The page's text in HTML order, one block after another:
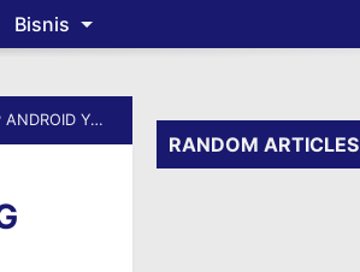
Bisnis
SENSITIF
RANDOM ARTICLES